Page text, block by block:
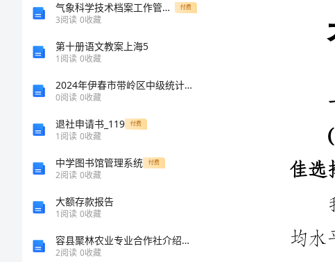
气象科学技术档案工作管理暂行规定 付费
3阅读 0收藏
第十册语文教案上海5
1阅读 0收藏
2024年伊春市带岭区中级统计师《统计基础知识理论及相关知识》临考冲刺试题（附答案及解析）
0阅读 0收藏
退社申请书_119 付费
1阅读 0收藏
中学图书馆管理系统 付费
2阅读 0收藏
大额存款报告
1阅读 0收藏
容县聚林农业专业合作社介绍企业发展分析报告
2阅读 0收藏